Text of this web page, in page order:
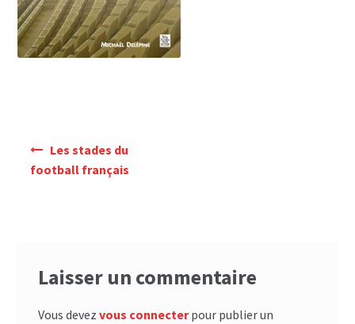
Navigation
de
Les stades du
football français
Laisser un commentaire
Vous devezvous connecterpour publier un